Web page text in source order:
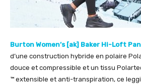
Burton Women’s [ak] Baker Hi-Loft
d’une construction hybride en polaire
douce et compressible et un tissu
™ extensible et anti-transpiration, ce